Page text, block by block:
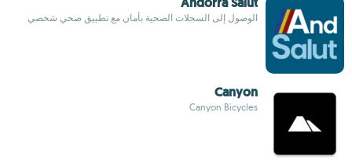
الوصول إلى السجلات الصحية بأمان مع تطبيق صحي شخصي
Canyon
Canyon Bicycles